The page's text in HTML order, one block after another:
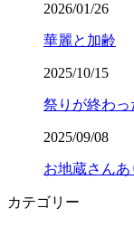
2026/01/26
華麗と加齢
2025/10/15
祭りが終わっ
2025/09/08
お地蔵さんあ
カテゴリー